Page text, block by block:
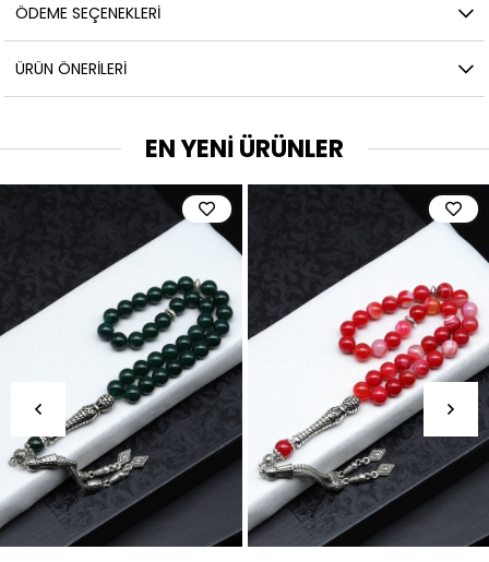
ÖDEME SEÇENEKLERI
ÜRÜN ÖNERILERI
EN YENİ ÜRÜNLER